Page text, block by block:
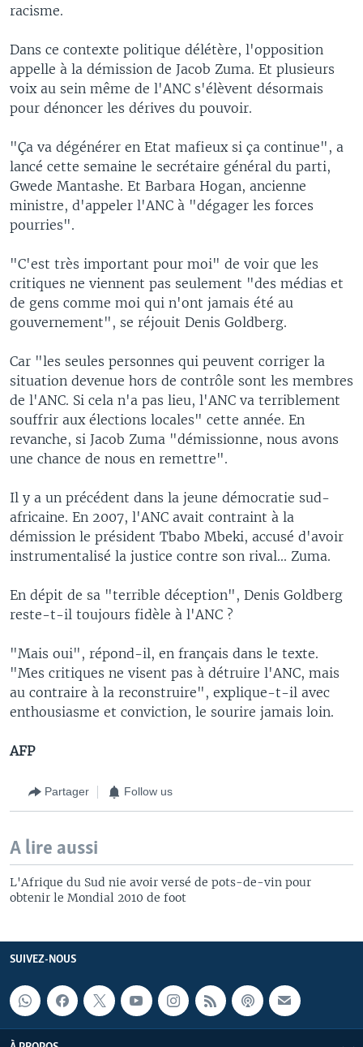
racisme.
Dans ce contexte politique délétère, l'opposition
appelle à la démission de Jacob Zuma. Et plusieurs
voix au sein même de l'ANC s'élèvent désormais
pour dénoncer les dérives du pouvoir.
"Ça va dégénérer en Etat mafieux si ça continue", a
lancé cette semaine le secrétaire général du parti,
Gwede Mantashe. Et Barbara Hogan, ancienne
ministre, d'appeler l'ANC à "dégager les forces
pourries".
"C'est très important pour moi" de voir que les
critiques ne viennent pas seulement "des médias et
de gens comme moi qui n'ont jamais été au
gouvernement", se réjouit Denis Goldberg.
Car "les seules personnes qui peuvent corriger la
situation devenue hors de contrôle sont les membres
de l'ANC. Si cela n'a pas lieu, l'ANC va terriblement
souffrir aux élections locales" cette année. En
revanche, si Jacob Zuma "démissionne, nous avons
une chance de nous en remettre".
Il y a un précédent dans la jeune démocratie sud-
africaine. En 2007, l'ANC avait contraint à la
démission le président Tbabo Mbeki, accusé d'avoir
instrumentalisé la justice contre son rival... Zuma.
En dépit de sa "terrible déception", Denis Goldberg
reste-t-il toujours fidèle à l'ANC ?
"Mais oui", répond-il, en français dans le texte.
"Mes critiques ne visent pas à détruire l'ANC, mais
au contraire à la reconstruire", explique-t-il avec
enthousiasme et conviction, le sourire jamais loin.
AFP
Partager Follow us
A lire aussi
L'Afrique du Sud nie avoir versé de pots-de-vin pour
obtenir le Mondial 2010 de foot
SUIVEZ-NOUS